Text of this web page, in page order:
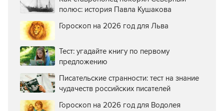
полюс: история Павла Кушакова
Гороскоп на 2026 год для Льва
Тест: угадайте книгу по первому
предложению
Писательские странности: тест на знание
чудачеств российских писателей
Гороскоп на 2026 год для Водолея